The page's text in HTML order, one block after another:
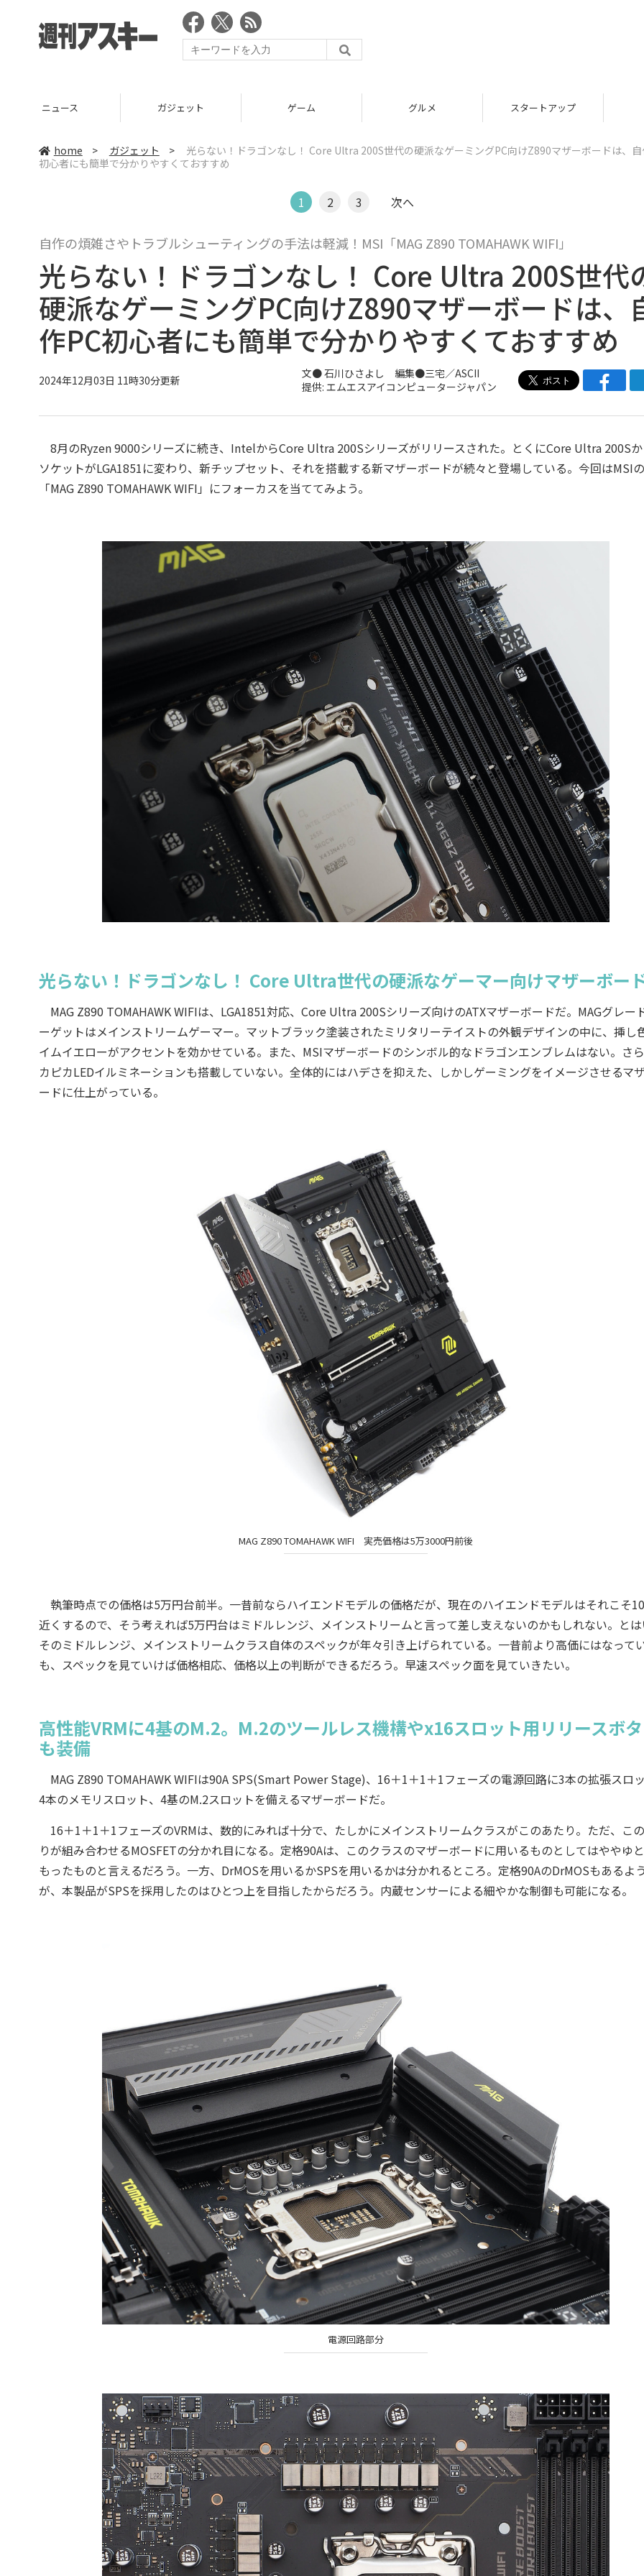
ニュース ガジェット ゲーム グルメ スタートアップ
home > ガジェット >
光らない！ドラゴンなし！ Core Ultra 200S世代の硬派なゲーミングPC向けZ890マザーボードは、自
初心者にも簡単で分かりやすくておすすめ
1 2 3 次へ
自作の煩雑さやトラブルシューティングの手法は軽減！MSI「MAG Z890 TOMAHAWK WIFI」
光らない！ドラゴンなし！ Core Ultra 200S世代
硬派なゲーミングPC向けZ890マザーボードは、
作PC初心者にも簡単で分かりやすくておすすめ
2024年12月03日 11時30分更新
文● 石川ひさよし 編集●三宅／ASCII
提供: エムエスアイコンピュータージャパン
8月のRyzen 9000シリーズに続き、IntelからCore Ultra 200Sシリーズがリリースされた。とくにCore Ultra 200S
ソケットがLGA1851に変わり、新チップセット、それを搭載する新マザーボードが続々と登場している。今回はMSIの
「MAG Z890 TOMAHAWK WIFI」にフォーカスを当ててみよう。
光らない！ドラゴンなし！ Core Ultra世代の硬派なゲーマー向けマザーボー
MAG Z890 TOMAHAWK WIFIは、LGA1851対応、Core Ultra 200Sシリーズ向けのATXマザーボードだ。MAGグレー
ーゲットはメインストリームゲーマー。マットブラック塗装されたミリタリーテイストの外観デザインの中に、挿し
イムイエローがアクセントを効かせている。また、MSIマザーボードのシンボル的なドラゴンエンブレムはない。さ
カピカLEDイルミネーションも搭載していない。全体的にはハデさを抑えた、しかしゲーミングをイメージさせるマ
ードに仕上がっている。
MAG Z890 TOMAHAWK WIFI 実売価格は5万3000円前後
執筆時点での価格は5万円台前半。一昔前ならハイエンドモデルの価格だが、現在のハイエンドモデルはそれこそ
近くするので、そう考えれば5万円台はミドルレンジ、メインストリームと言って差し支えないのかもしれない。と
そのミドルレンジ、メインストリームクラス自体のスペックが年々引き上げられている。一昔前より高価にはなって
も、スペックを見ていけば価格相応、価格以上の判断ができるだろう。早速スペック面を見ていきたい。
高性能VRMに4基のM.2。M.2のツールレス機構やx16スロット用リリースボ
も装備
MAG Z890 TOMAHAWK WIFIは90A SPS(Smart Power Stage)、16＋1＋1＋1フェーズの電源回路に3本の拡張スロ
4本のメモリスロット、4基のM.2スロットを備えるマザーボードだ。
16＋1＋1＋1フェーズのVRMは、数的にみれば十分で、たしかにメインストリームクラスがこのあたり。ただ、こ
りが組み合わせるMOSFETの分かれ目になる。定格90Aは、このクラスのマザーボードに用いるものとしてはややゆ
もったものと言えるだろう。一方、DrMOSを用いるかSPSを用いるかは分かれるところ。定格90AのDrMOSもあるよ
が、本製品がSPSを採用したのはひとつ上を目指したからだろう。内蔵センサーによる細やかな制御も可能になる。
電源回路部分